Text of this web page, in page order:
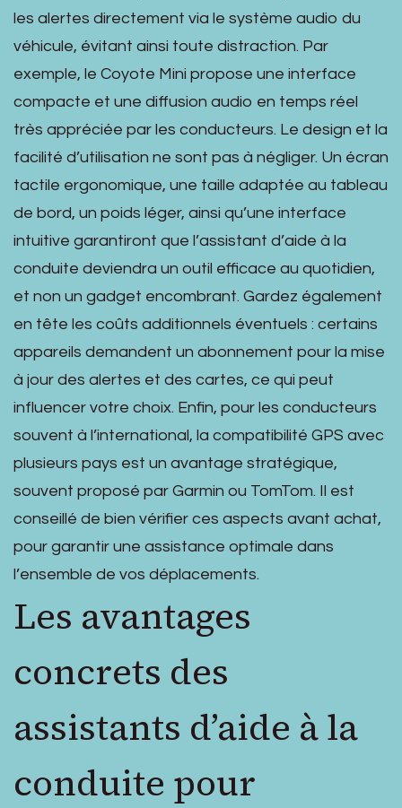
les alertes directement via le système audio du
véhicule, évitant ainsi toute distraction. Par
exemple, le Coyote Mini propose une interface
compacte et une diffusion audio en temps réel
très appréciée par les conducteurs. Le design et la
facilité d’utilisation ne sont pas à négliger. Un écran
tactile ergonomique, une taille adaptée au tableau
de bord, un poids léger, ainsi qu’une interface
intuitive garantiront que l’assistant d’aide à la
conduite deviendra un outil efficace au quotidien,
et non un gadget encombrant. Gardez également
en tête les coûts additionnels éventuels : certains
appareils demandent un abonnement pour la mise
à jour des alertes et des cartes, ce qui peut
influencer votre choix. Enfin, pour les conducteurs
souvent à l’international, la compatibilité GPS avec
plusieurs pays est un avantage stratégique,
souvent proposé par Garmin ou TomTom. Il est
conseillé de bien vérifier ces aspects avant achat,
pour garantir une assistance optimale dans
l’ensemble de vos déplacements.
Les avantages
concrets des
assistants d’aide à la
conduite pour